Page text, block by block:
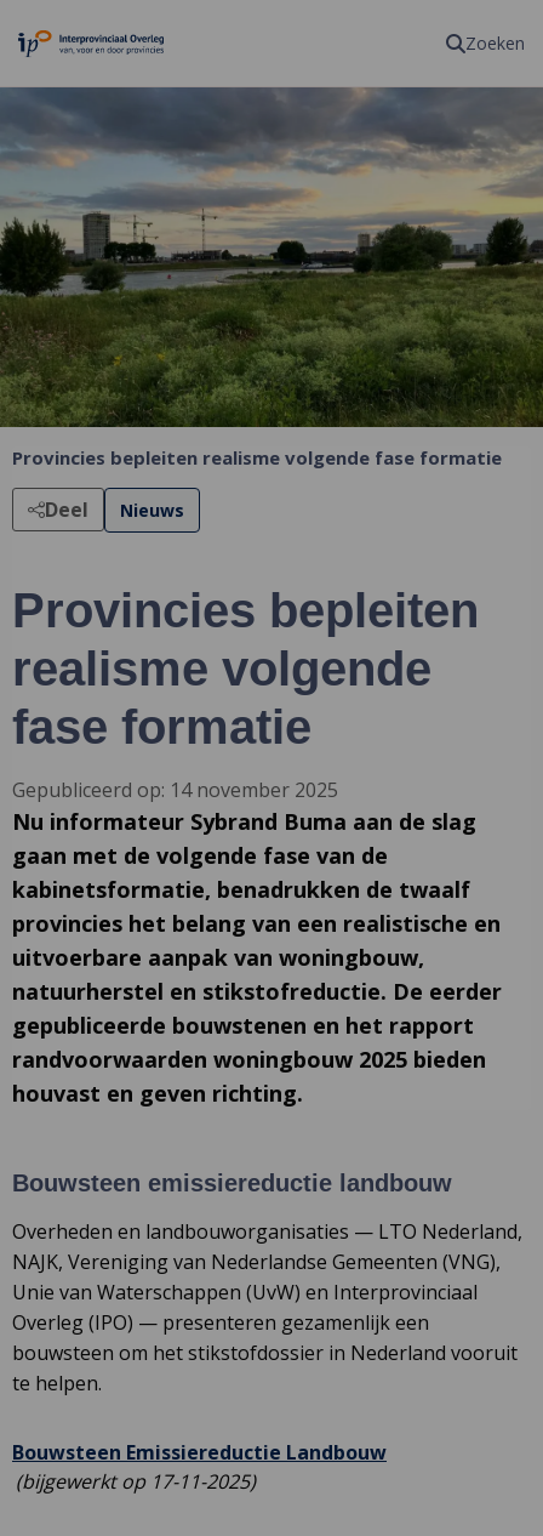
Homepagina Zoeken
Provincies bepleiten realisme volgende fase formatie
Deel Nieuws
Provincies bepleiten
realisme volgende
fase formatie
Gepubliceerd op: 14 november 2025
Nu informateur Sybrand Buma aan de slag
gaan met de volgende fase van de
kabinetsformatie, benadrukken de twaalf
provincies het belang van een realistische en
uitvoerbare aanpak van woningbouw,
natuurherstel en stikstofreductie. De eerder
gepubliceerde bouwstenen en het rapport
randvoorwaarden woningbouw 2025 bieden
houvast en geven richting.
Bouwsteen emissiereductie landbouw
Overheden en landbouworganisaties — LTO Nederland,
NAJK, Vereniging van Nederlandse Gemeenten (VNG),
Unie van Waterschappen (UvW) en Interprovinciaal
Overleg (IPO) — presenteren gezamenlijk een
bouwsteen om het stikstofdossier in Nederland vooruit
te helpen.
Bouwsteen Emissiereductie LandbouwDeze
(bijgewerkt op 17-11-2025)